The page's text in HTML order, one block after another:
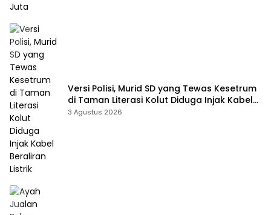
Versi Polisi, Murid SD yang Tewas Kesetrum
di Taman Literasi Kolut Diduga Injak Kabel
Beraliran Listrik
3 Agustus 2026